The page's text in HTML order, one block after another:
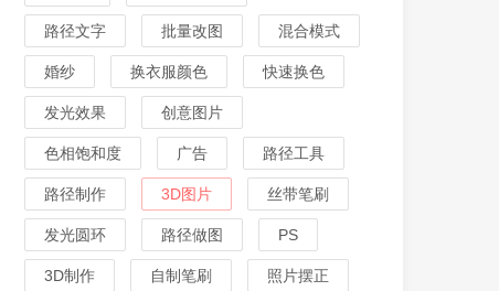
路径文字 批量改图 混合模式
婚纱 换衣服颜色 快速换色
发光效果 创意图片
色相饱和度 广告 路径工具
路径制作 3D图片 丝带笔刷
发光圆环 路径做图 PS
3D制作 自制笔刷 照片摆正